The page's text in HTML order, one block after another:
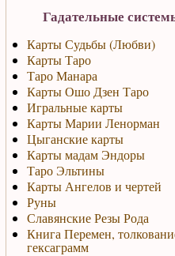
Гадательные
Карты Судьбы (Любви)
Карты Таро
Таро Манара
Карты Ошо Дзен Таро
Игральные карты
Карты Марии Ленорман
Цыганские карты
Карты мадам Эндоры
Таро Эльтины
Карты Ангелов и чертей
Руны
Славянские Резы Рода
Книга Перемен,
гексаграмм